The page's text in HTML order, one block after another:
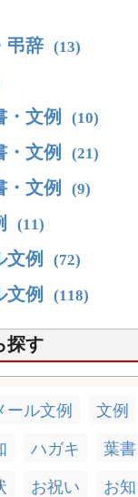
弔辞 (13)
・文例 (10)
・文例 (21)
・文例 (9)
(11)
文例 (72)
文例 (118)
探す
ール文例 文例
ハガキ 葉書
お祝い お